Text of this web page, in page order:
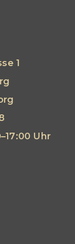
1
Uhr